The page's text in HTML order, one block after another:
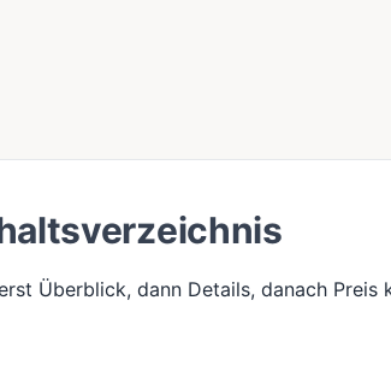
Überblick, dann Details, danach Preis